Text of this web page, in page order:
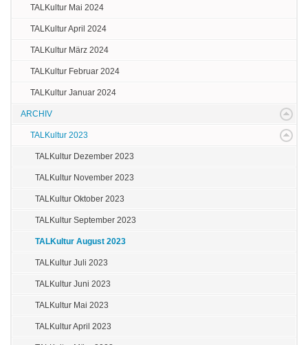
TALKultur Mai 2024
TALKultur April 2024
TALKultur März 2024
TALKultur Februar 2024
TALKultur Januar 2024
ARCHIV
TALKultur 2023
TALKultur Dezember 2023
TALKultur November 2023
TALKultur Oktober 2023
TALKultur September 2023
TALKultur August 2023
TALKultur Juli 2023
TALKultur Juni 2023
TALKultur Mai 2023
TALKultur April 2023